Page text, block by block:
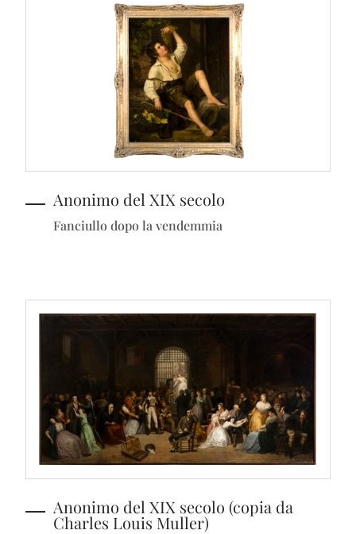
Anonimo del XIX secolo
Fanciullo dopo la vendemmia
Anonimo del XIX secolo (copia da
Charles Louis Muller)